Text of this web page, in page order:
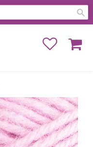
Favoriter